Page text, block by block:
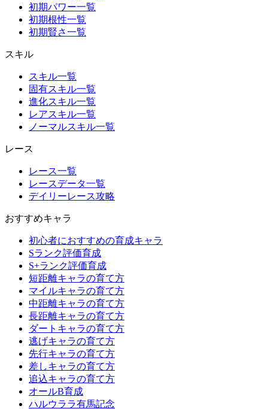
初期パワー一覧
初期根性一覧
初期賢さ一覧
スキル
スキル一覧
固有スキル一覧
進化スキル一覧
レアスキル一覧
ノーマルスキル一覧
レース
レース一覧
レースデータ一覧
デイリーレース攻略
おすすめキャラ
初心者におすすめの育成キャラ
Sランク評価育成
S+ランク評価育成
短距離キャラの育て方
マイルキャラの育て方
中距離キャラの育て方
長距離キャラの育て方
ダートキャラの育て方
逃げキャラの育て方
先行キャラの育て方
差しキャラの育て方
追込キャラの育て方
オールB育成
ハルウララ有馬記念